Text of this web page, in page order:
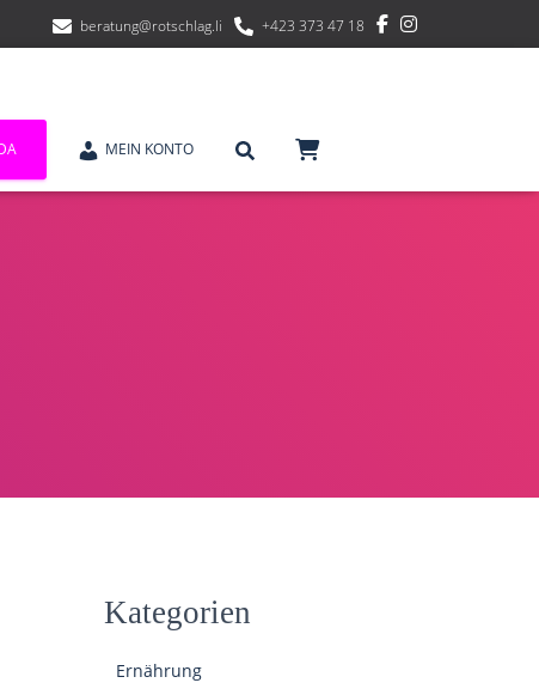
beratung@rotschlag.li +423 373 47 18
MEIN KONTO
Kategorien
Ernährung